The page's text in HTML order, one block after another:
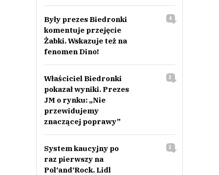
Były prezes Biedronki
komentuje przejęcie
Żabki. Wskazuje też na
fenomen Dino!
4
Właściciel Biedronki
pokazał wyniki. Prezes
JM o rynku: „Nie
przewidujemy
znaczącej poprawy”
3
System kaucyjny po
raz pierwszy na
Pol‘and‘Rock. Lidl
3